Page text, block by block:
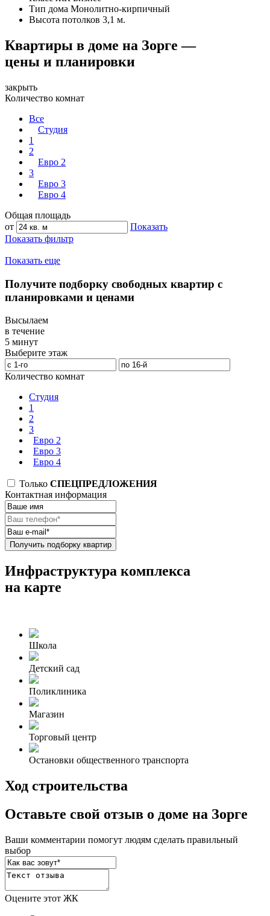
Тип дома Монолитно-кирпичный
Высота потолков 3,1 м.
Квартиры в доме на Зорге —
цены и планировки
закрыть
Количество комнат
Все
Студия
1
2
Евро 2
3
Евро 3
Евро 4
Общая площадь
от
Показать
Показать фильтр
Показать еще
Получите подборку свободных квартир с
планировками и ценами
Высылаем
в течение
5 минут
Выберите этаж
Количество комнат
Студия
1
2
3
Евро 2
Евро 3
Евро 4
Только СПЕЦПРЕДЛОЖЕНИЯ
Контактная информация
Получить подборку квартир
Инфраструктура комплекса
на карте
Школа
Детский сад
Поликлиника
Магазин
Торговый центр
Остановки общественного транспорта
Ход строительства
Оставьте свой отзыв о доме на Зорге
Ваши комментарии помогут людям сделать правильный
выбор
Оцените этот ЖК